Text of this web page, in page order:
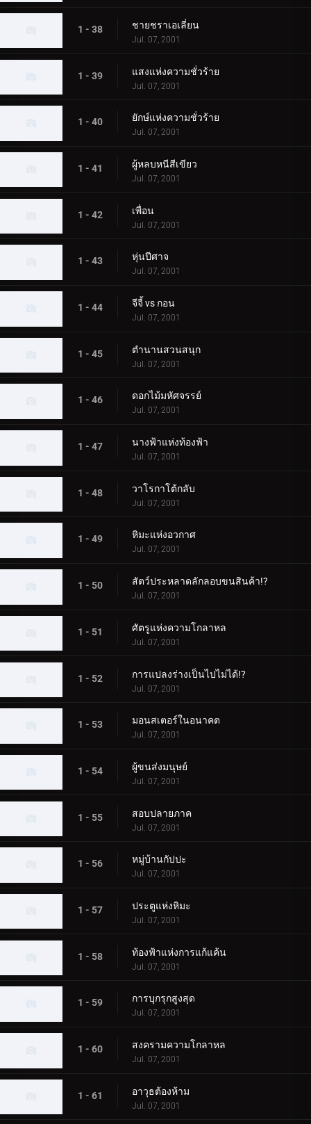
1 - 38 ชายชราเอเลี่ยน
Jul. 07, 2001
1 - 39 แสงแห่งความชั่วร้าย
Jul. 07, 2001
1 - 40 ยักษ์แห่งความชั่วร้าย
Jul. 07, 2001
1 - 41 ผู้หลบหนีสีเขียว
Jul. 07, 2001
1 - 42 เพื่อน
Jul. 07, 2001
1 - 43 หุ่นปีศาจ
Jul. 07, 2001
1 - 44 จีจี้ vs กอน
Jul. 07, 2001
1 - 45 ตำนานสวนสนุก
Jul. 07, 2001
1 - 46 ดอกไม้มหัศจรรย์
Jul. 07, 2001
1 - 47 นางฟ้าแห่งท้องฟ้า
Jul. 07, 2001
1 - 48 วาโรกาโต้กลับ
Jul. 07, 2001
1 - 49 หิมะแห่งอวกาศ
Jul. 07, 2001
1 - 50 สัตว์ประหลาดลักลอบขนสินค้า!?
Jul. 07, 2001
1 - 51 ศัตรูแห่งความโกลาหล
Jul. 07, 2001
1 - 52 การแปลงร่างเป็นไปไม่ได้!?
Jul. 07, 2001
1 - 53 มอนสเตอร์ในอนาคต
Jul. 07, 2001
1 - 54 ผู้ขนส่งมนุษย์
Jul. 07, 2001
1 - 55 สอบปลายภาค
Jul. 07, 2001
1 - 56 หมู่บ้านกัปปะ
Jul. 07, 2001
1 - 57 ประตูแห่งหิมะ
Jul. 07, 2001
1 - 58 ท้องฟ้าแห่งการแก้แค้น
Jul. 07, 2001
1 - 59 การบุกรุกสูงสุด
Jul. 07, 2001
1 - 60 สงครามความโกลาหล
Jul. 07, 2001
1 - 61 อาวุธต้องห้าม
Jul. 07, 2001